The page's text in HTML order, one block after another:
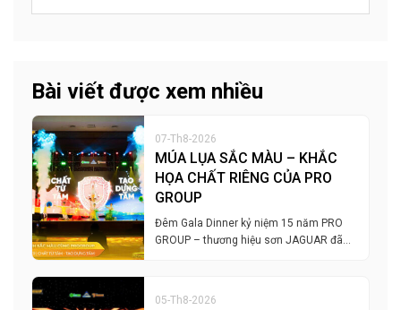
Bài viết được xem nhiều
07-Th8-2026
MÚA LỤA SẮC MÀU – KHẮC
HỌA CHẤT RIÊNG CỦA PRO
GROUP
Đêm Gala Dinner kỷ niệm 15 năm PRO
GROUP – thương hiệu sơn JAGUAR đã…
05-Th8-2026